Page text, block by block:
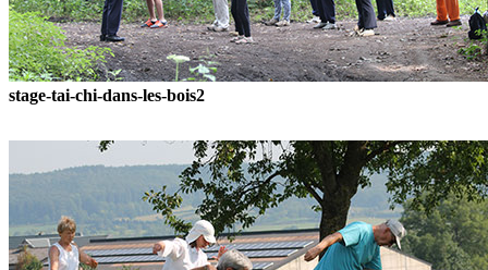
stage-tai-chi-dans-les-bois2